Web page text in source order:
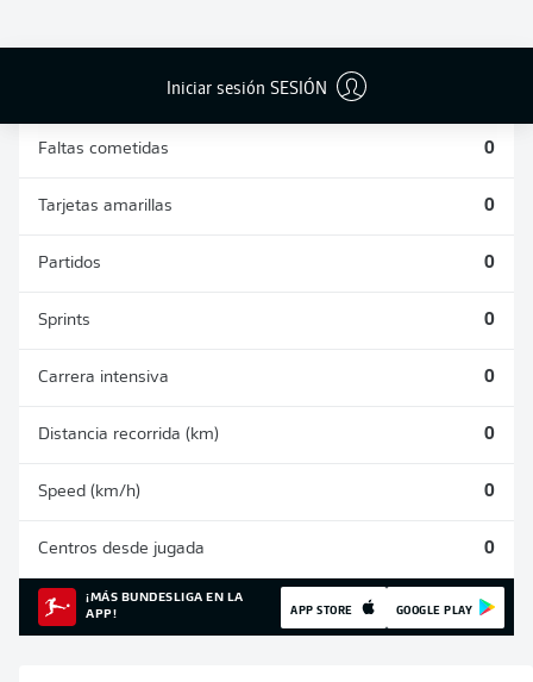
Iniciar sesión SESIÓN
Faltas cometidas 0
Tarjetas amarillas 0
Partidos 0
Sprints 0
Carrera intensiva 0
Distancia recorrida (km) 0
Speed (km/h) 0
Centros desde jugada 0
¡MÁS BUNDESLIGA EN LA
APP!
APP STORE GOOGLE PLAY